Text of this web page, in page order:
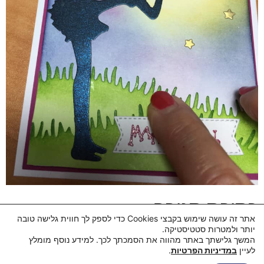
כתיבת תגובה
ישלהתחבר למערכתכדי לכתוב תגובה.
אתר זה עושה שימוש בקבצי Cookies כדי לספק לך חווית גלישה טובה
יותר ולמטרות סטטיסטיקה.
המשך גלישתך באתר מהווה את הסמכתך לכך. למידע נוסף מומלץ
לעיין במדיניות הפרטיות.